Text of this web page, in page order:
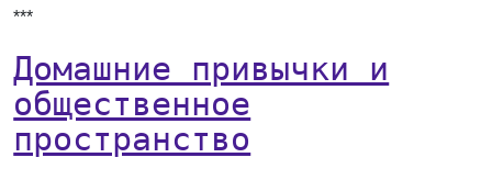
***
Домашние привычки и
общественное
пространство